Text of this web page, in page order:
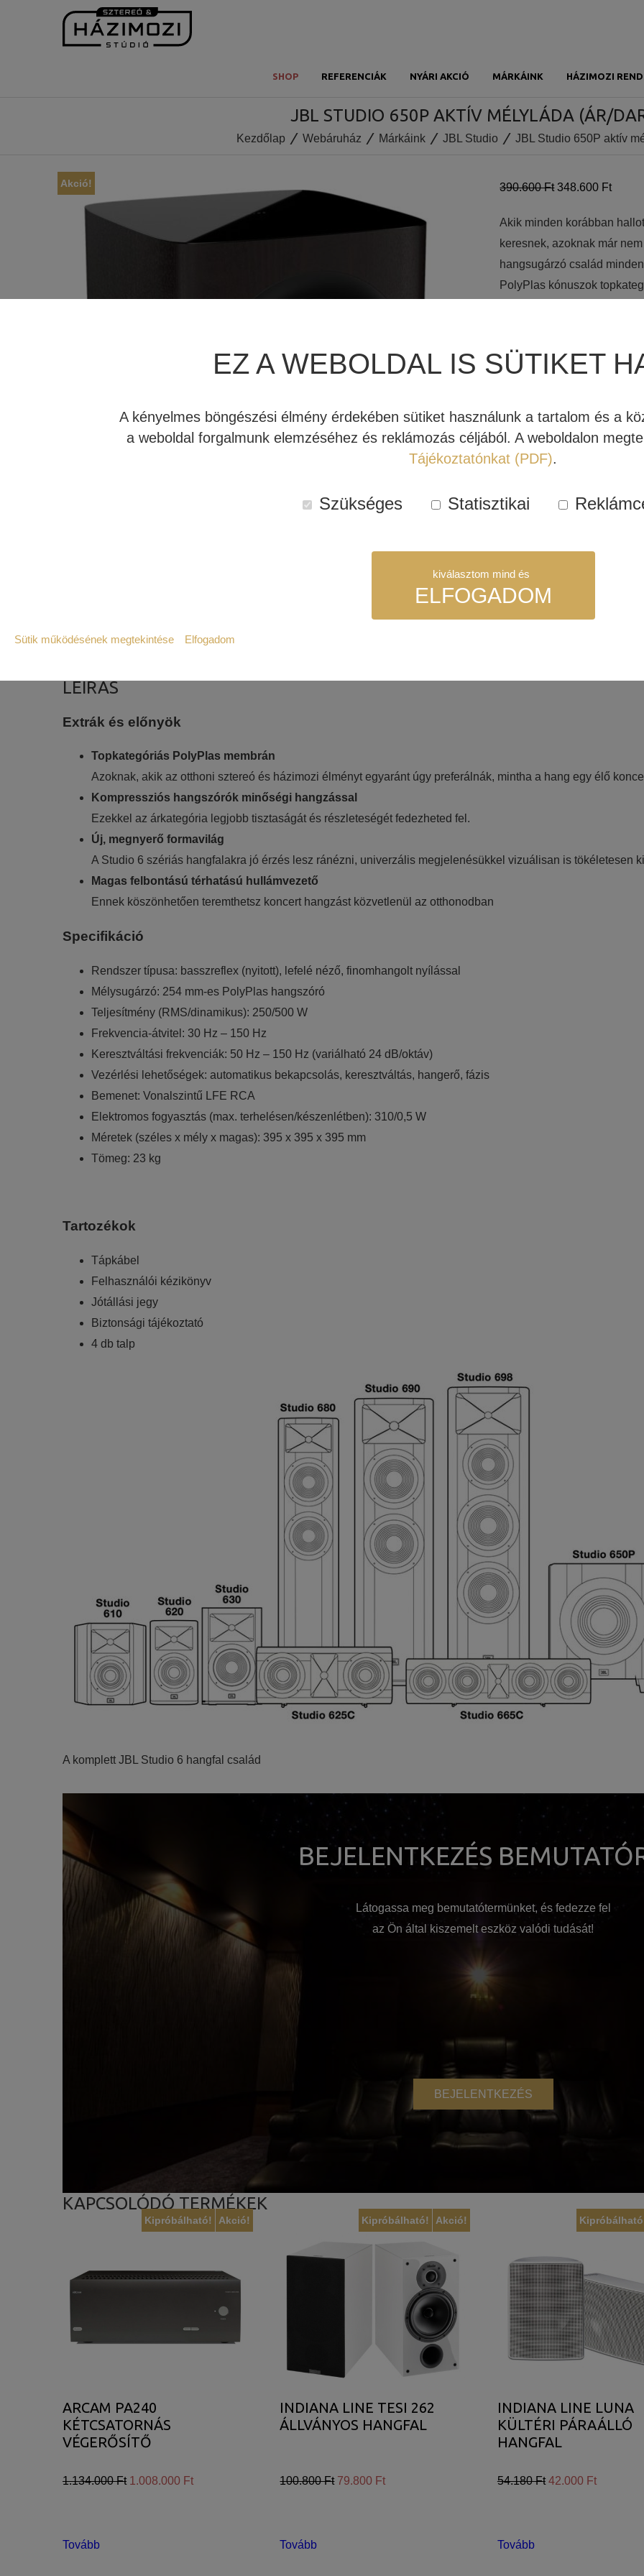
SHOP REFERENCIÁK NYÁRI AKCIÓ MÁRKÁINK HÁZIMOZI
JBL STUDIO 650P AKTÍV MÉLYLÁDA (ÁR/
Kezdőlap Webáruház Márkáink JBL Studio JBL Studio 650P aktív
Akció! 390.600 Ft 348.600 Ft
Akik minden korábban
keresnek, azoknak már
hangsugárzó család
PolyPlas kónuszok
hangszóró egészít ki. A
és felhasználóbarát. A JBL
JBL
650P
(ár/darab)
mennyiség
Kosárba teszem
Cikkszám:
JBLS079
akció,Nyári akció
Címkék:
Studio széria
Leírás Vélemények (0)
LEÍRÁS
Extrák és előnyök
Topkategóriás PolyPlas membrán
Azoknak, akik az otthoni sztereó és házimozi élményt egyaránt úgy preferálnák, mintha a hang egy élő
Kompressziós hangszórók minőségi hangzással
Ezekkel az árkategória legjobb tisztaságát és részleteségét fedezheted fel.
Új, megnyerő formavilág
A Studio 6 szériás hangfalakra jó érzés lesz ránézni, univerzális megjelenésükkel vizuálisan is tökéletesen
Magas felbontású térhatású hullámvezető
Ennek köszönhetően teremthetsz koncert hangzást közvetlenül az otthonodban
Specifikáció
Rendszer típusa: basszreflex (nyitott), lefelé néző, finomhangolt nyílással
Mélysugárzó: 254 mm-es PolyPlas hangszóró
Teljesítmény (RMS/dinamikus): 250/500 W
Frekvencia-átvitel: 30 Hz – 150 Hz
Keresztváltási frekvenciák: 50 Hz – 150 Hz (variálható 24 dB/oktáv)
Vezérlési lehetőségek: automatikus bekapcsolás, keresztváltás, hangerő, fázis
Bemenet: Vonalszintű LFE RCA
Elektromos fogyasztás (max. terhelésen/készenlétben): 310/0,5 W
Méretek (széles x mély x magas): 395 x 395 x 395 mm
Tömeg: 23 kg
Tartozékok
Tápkábel
Felhasználói kézikönyv
Jótállási jegy
Biztonsági tájékoztató
4 db talp
A komplett JBL Studio 6 hangfal család
BEJELENTKEZÉS
Látogassa meg bemutatótermünket, és fedezze fel
az Ön által kiszemelt eszköz valódi tudását!
BEJELENTKEZÉS
KAPCSOLÓDÓ TERMÉKEK
Akció!
Kipróbálható!
ARCAM PA240
KÉTCSATORNÁS
VÉGERŐSÍTŐ
1.134.000 Ft 1.008.000 Ft
Tovább
Akció!
Kipróbálható!
INDIANA LINE TESI 262
ÁLLVÁNYOS HANGFAL
100.800 Ft 79.800 Ft
Tovább
INDIANA LINE LUNA
KÜLTÉRI PÁRAÁLLÓ
HANGFAL
54.180 Ft 42.000 Ft
Tovább
EZ A WEBOLDAL IS SÜTIKET
A kényelmes böngészési élmény érdekében sütiket használunk a tartalom és a
a weboldal forgalmunk elemzéséhez és reklámozás céljából. A weboldalon
Tájékoztatónkat (PDF).
Szükséges Statisztikai
kiválasztom mind és
ELFOGADOM
Az weboldal működéséhez elengedhetetlenül szükséges sütik. Ezek nélkül a weboldalt nem lehet megtekinteni.
A weboldal statisztikáinak elemzésével tudjuk weboldalunkat hatékonyabbá tenni, hogy a lehető legmagasabb
látogatóinknak. Ezért gyűjtünk statisztikai adatokat a Google Analytics segítségével, amely kizárólag az IP
Reklámcélú:
Azért települnek ezek a sütik, hogy a felhasználót számára egyedi, releváns, érdeklődési körébe tartozó
Sütik működésének megtekintése Elfogadom